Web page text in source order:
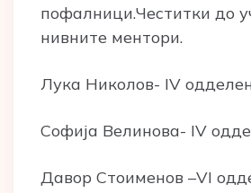
пофалници.Честитки до
нивните ментори.
Лука Николов- IV
Софија Велинова- IV
Давор Стоименов –VI